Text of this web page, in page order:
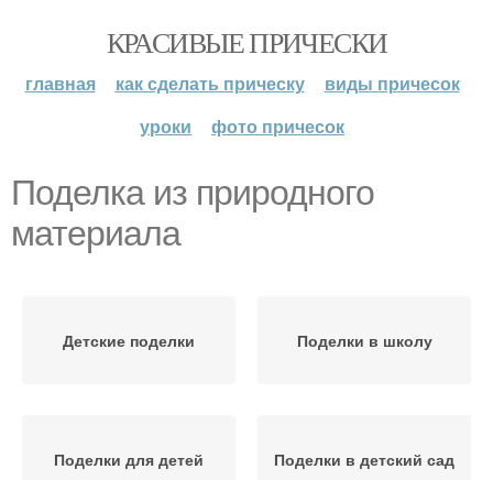
КРАСИВЫЕ ПРИЧЕСКИ
главная как сделать прическу
виды причесок
уроки
фото причесок
Поделка из природного
материала
Детские поделки Поделки в школу
Поделки для детей Поделки в детский сад